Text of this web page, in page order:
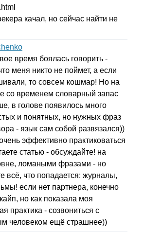
.html
качал, но сейчас найти не
время боялась говорить -
меня никто не поймет, а если
то совсем кошмар! Но на
со временем словарный запас
в голове появилось много
и понятных, но нужных фраз
- язык сам собой развязался))
эффективно практиковаться
статью - обсуждайте! на
ломаными фразами - но
всё, что попадается: журналы,
если нет партнера, конечно
но как показала моя
практика - созвониться с
человеком ещё страшнее))